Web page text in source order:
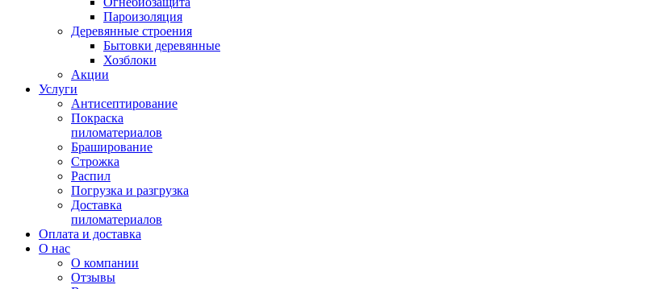
Пароизоляция
Деревянные строения
Бытовки деревянные
Хозблоки
Акции
Услуги
Антисептирование
Покраска
пиломатериалов
Браширование
Строжка
Распил
Погрузка и разгрузка
Доставка
пиломатериалов
Оплата и доставка
О нас
О компании
Отзывы